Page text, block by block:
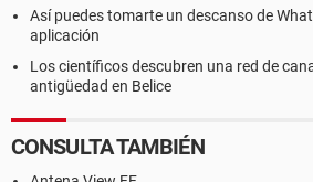
Así puedes tomarte un descanso de
aplicación
Los científicos descubren una red de
antigüedad en Belice
CONSULTA TAMBIÉN